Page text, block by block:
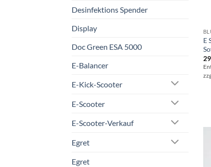
Desinfektions Spender
Display
Doc Green ESA 5000
E-Balancer
E-Kick-Scooter
E-Scooter
E-Scooter-Verkauf
Egret
Egret
E